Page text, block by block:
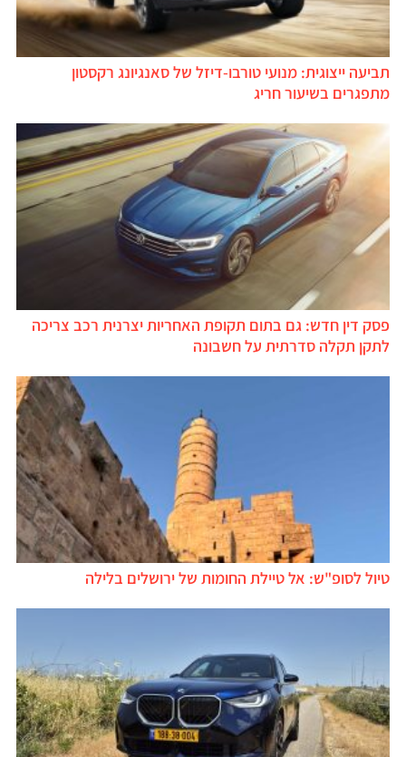
תביעה ייצוגית: מנועי טורבו-דיזל של סאנגיונג רקסטון
מתפגרים בשיעור חריג
פסק דין חדש: גם בתום תקופת האחריות יצרנית רכב צריכה
לתקן תקלה סדרתית על חשבונה
טיול לסופ"ש: אל טיילת החומות של ירושלים בלילה